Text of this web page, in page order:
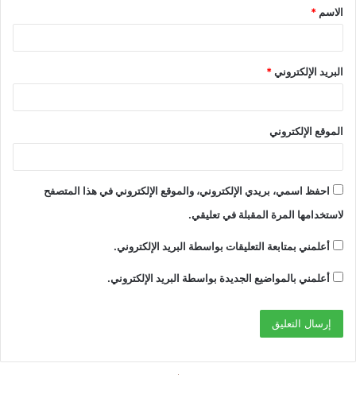
*
الاسم *
البريد الإلكتروني*
الموقع الإلكتروني
احفظ اسمي، بريدي الإلكتروني، والموقع الإلكتروني في هذا المتصفح
لاستخدامها المرة المقبلة في تعليقي.
أعلمني بمتابعة التعليقات بواسطة البريد الإلكتروني.
أعلمني بالمواضيع الجديدة بواسطة البريد الإلكتروني.